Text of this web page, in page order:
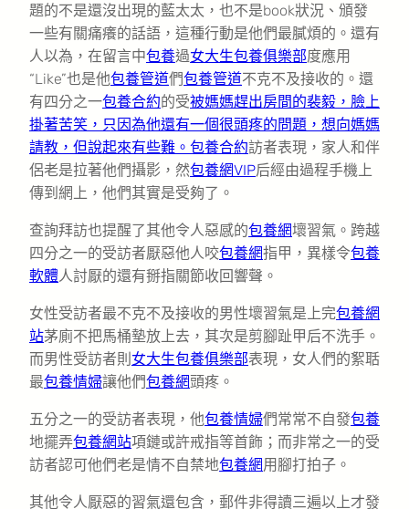
題的不是還沒出現的藍太太，也不是book狀況、頒發
一些有關痛癢的話語，這種行動是他們最膩煩的。還有
人以為，在留言中包養過女大生包養俱樂部度應用
“Like”也是他包養管道們包養管道不克不及接收的。還
有四分之一包養合約的受被媽媽趕出房間的裴毅，臉上
掛著苦笑，只因為他還有一個很頭疼的問題，想向媽媽
請教，但說起來有些難。包養合約訪者表現，家人和伴
侶老是拉著他們攝影，然包養網VIP后經由過程手機上
傳到網上，他們其實是受夠了。
查詢拜訪也提醒了其他令人惡感的包養網壞習氣。跨越
四分之一的受訪者厭惡他人咬包養網指甲，異樣令包養
軟體人討厭的還有掰指關節收回響聲。
女性受訪者最不克不及接收的男性壞習氣是上完包養網
站茅廁不把馬桶墊放上去，其次是剪腳趾甲后不洗手。
而男性受訪者則 女大生包養俱樂部表現，女人們的絮聒
最包養情婦讓他們包養網頭疼。
五分之一的受訪者表現，他包養情婦們常常不自發包養
地擺弄包養網站項鏈或許戒指等首飾；而非常之一的受
訪者認可他們老是情不自禁地包養網用腳打拍子。
其他令人厭惡的習氣還包含，郵件非得讀三遍以上才發